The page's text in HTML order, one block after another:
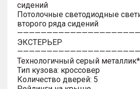
сидений
Потолочные светодиодные
второго ряда сидений
ЭКСТЕРЬЕР
Технологичный серый металлик*
Тип кузова: кроссовер
Количество дверей: 5